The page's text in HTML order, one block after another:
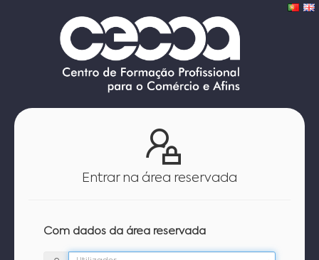
Entrar na área reservada
Com dados da área reservada